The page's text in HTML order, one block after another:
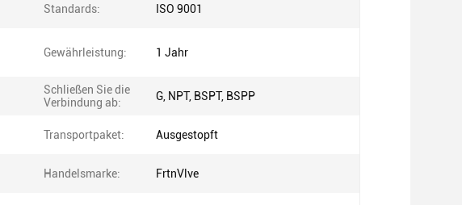
Standards: ISO 9001
Gewährleistung: 1 Jahr
Schließen Sie die
Verbindung ab:
G, NPT, BSPT, BSPP
Transportpaket: Ausgestopft
Handelsmarke: FrtnVlve